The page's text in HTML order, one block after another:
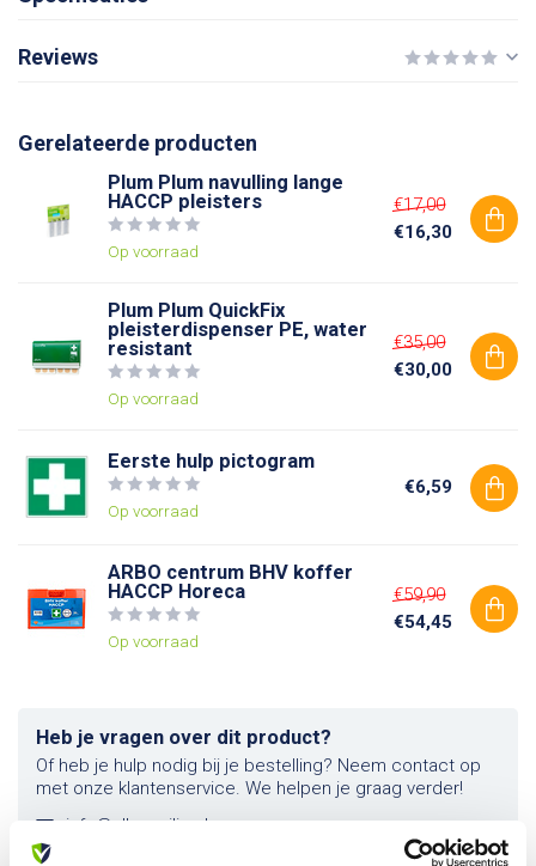
Reviews
Gerelateerde producten
Plum Plum navulling lange
HACCP pleisters
Op voorraad
€17,00
€16,30
Plum Plum QuickFix
pleisterdispenser PE, water
resistant
Op voorraad
€35,00
€30,00
Eerste hulp pictogram
Op voorraad
€6,59
ARBO centrum BHV koffer
HACCP Horeca
Op voorraad
€59,90
€54,45
Heb je vragen over dit product?
Of heb je hulp nodig bij je bestelling? Neem contact op
met onze klantenservice. We helpen je graag verder!
info@allesveilig.nl